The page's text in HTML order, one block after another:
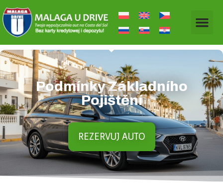
Podmínky Základního
Pojištění
REZERVUJ AUTO